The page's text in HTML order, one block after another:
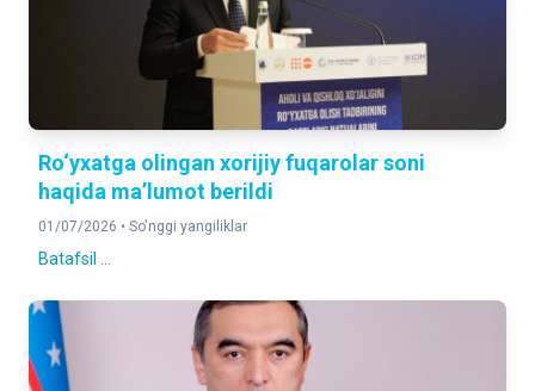
Ro‘yxatga olingan xorijiy fuqarolar soni
haqida ma’lumot berildi
01/07/2026 • So'nggi yangiliklar
Batafsil ...